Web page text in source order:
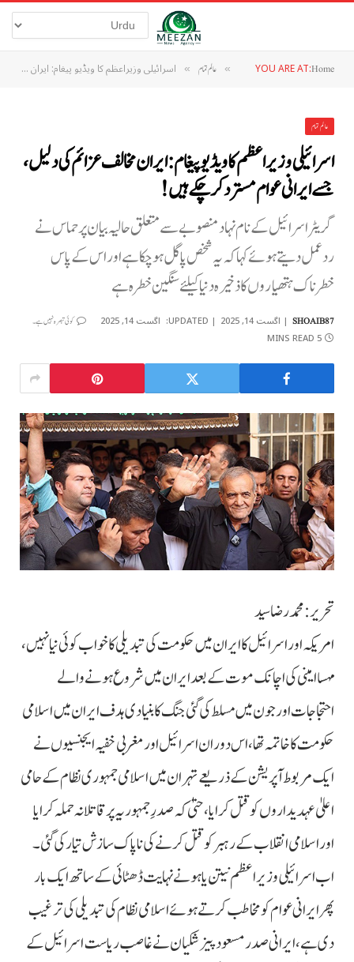
YOU ARE AT:Home
» عالم تمام » اسرائیلی وزیراعظم کا ویڈیو پیغام: ایران مخالف عزائم کی دلیل، جسے ایرانی عوام مسترد کرچکے ہیں !
عالم تمام
اسرائیلی وزیراعظم کا ویڈیو پیغام: ایران مخالف عزائم کی دلیل،
جسے ایرانی عوام مسترد کرچکے ہیں !
گریٹر اسرائیل کے نام نہاد منصوبے سے متعلق حالیہ بیان پر حماس نے
ردعمل دیتے ہوئے کہا کہ یہ شخص پاگل ہو چکا ہے اور اس کے پاس
خطرناک ہتھیاروں کا ذخیرہ دنیا کیلئے سنگین خطرہ ہے
SHOAIB87 اگست 14, 2025 UPDATED: اگست 14, 2025 کوئی تبصرہ نہیں ہے۔
5 MINS READ
تحریر: محمد رضا سید
امریکہ اور اسرائیل کا ایران میں حکومت کی تبدیلی کا خواب کوئی نیا نہیں،
مہسا امینی کی اچانک موت کے بعد ایران میں شروع ہونے والے
احتجاجات اور جون میں مسلط کی گئی جنگ کا بنیادی ہدف ایران میں اسلامی
حکومت کا خاتمہ تھا، اس دوران اسرائیل اور مغربی خفیہ ایجنسیوں نے
ایک مربوط آپریشن کے ذریعے تہران میں اسلامی جمہوری نظام کے حامی
اعلیٰ عہدیداروں کو قتل کرایا، حتیٰ کہ صدرِ جمہوریہ پر قاتلانہ حملہ کرایا
اور اسلامی انقلاب کے رہبر کو قتل کرنے کی ناپاک سازش تیار کی گئی۔
اب اسرائیلی وزیراعظم نیتن یاہو نے نہایت ڈھٹائی کے ساتھ ایک بار
پھر ایرانی عوام کو مخاطب کرتے ہوئے اسلامی نظام کی تبدیلی کی ترغیب
دی ہے، ایرانی صدر مسعود پیزشکیان نے غاصب ریاست اسرائیل کے